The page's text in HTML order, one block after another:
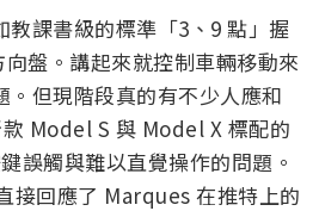
課書級的標準「3、9 點」握
盤。講起來就控制車輛移動來
但現階段真的有不少人應和
Model S 與 Model X 標配的
誤觸與難以直覺操作的問題。
接回應了 Marques 在推特上的